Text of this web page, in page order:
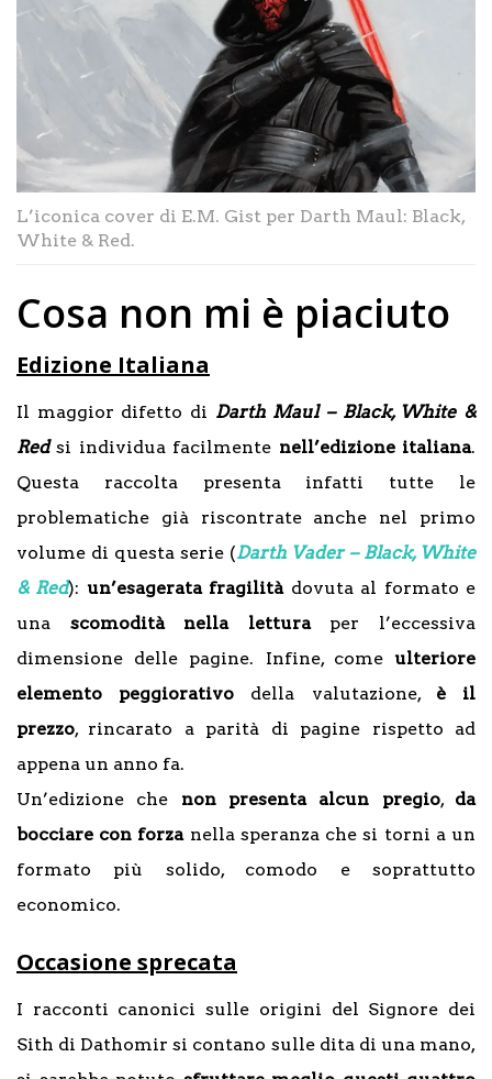
L’iconica cover di E.M. Gist per Darth Maul: Black,
White & Red.
Cosa non mi è piaciuto
Edizione Italiana
Il maggior difetto di Darth Maul – Black, White &
Redsi individua facilmente nell’edizione italiana.
Questa raccolta presenta infatti tutte le
problematiche già riscontrate anche nel primo
volume di questa serie (Darth Vader – Black, White
& Red): un’esagerata fragilitàdovuta al formato e
una scomodità nella letturaper l’eccessiva
dimensione delle pagine. Infine, come ulteriore
elemento peggiorativo della valutazione, è il
prezzo, rincarato a parità di pagine rispetto ad
appena un anno fa.
Un’edizione che non presenta alcun pregio, da
bocciare con forza nella speranza che si torni a un
formato più solido, comodo e soprattutto
economico.
Occasione sprecata
I racconti canonici sulle origini del Signore dei
Sith di Dathomir si contano sulle dita di una mano,